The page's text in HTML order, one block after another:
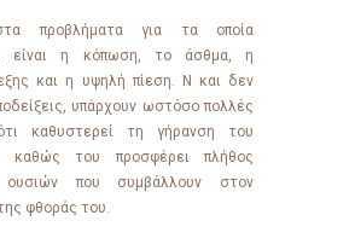
προβλήματα για τα οποία
είναι η κόπωση, το άσθμα, η
και η υψηλή πίεση. Ν και δεν
υπάρχουν ωστόσο πολλές
καθυστερεί τη γήρανση του
καθώς του προσφέρει πλήθος
ουσιών που συμβάλλουν στον
φθοράς του.